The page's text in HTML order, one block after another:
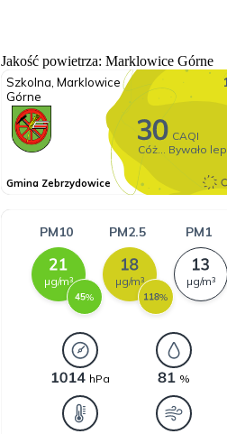
Jakość powietrza: Marklowice Górne